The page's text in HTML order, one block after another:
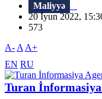
Maliyyə
20 İyun 2022,
573
A- A A+
EN RU
Turan